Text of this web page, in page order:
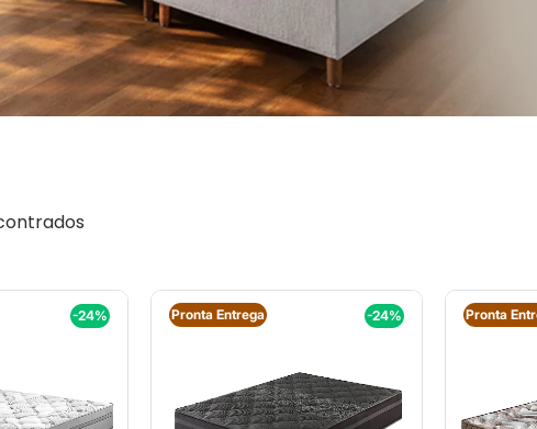
-24% Pronta Entrega -24% Pronta